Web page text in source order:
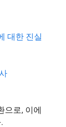
대한 진실
으로, 이에